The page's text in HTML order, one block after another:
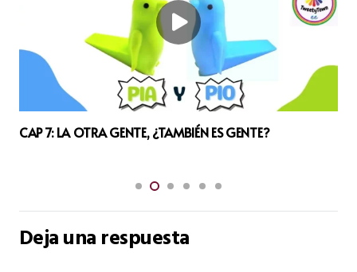
CAP 7: LA OTRA GENTE, ¿TAMBIÉN ES GENTE?
Deja una respuesta